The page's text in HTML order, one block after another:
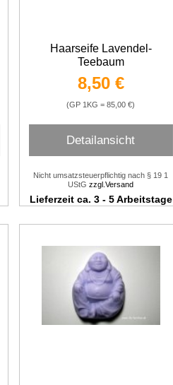
Haarseife Lavendel-
Teebaum
8,50 €
(GP 1KG = 85,00 €)
Detailansicht
Nicht umsatzsteuerpflichtig nach § 19 1
UStGzzgl.Versand
Lieferzeit ca. 3 - 5 Arbeitstage